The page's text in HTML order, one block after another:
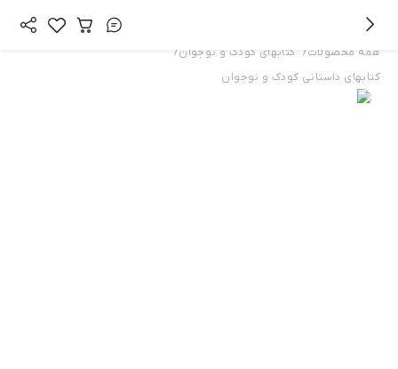
همه محصولات/ کتابهای کودک و نوجوان/
کتابهای داستانی کودک و نوجوان